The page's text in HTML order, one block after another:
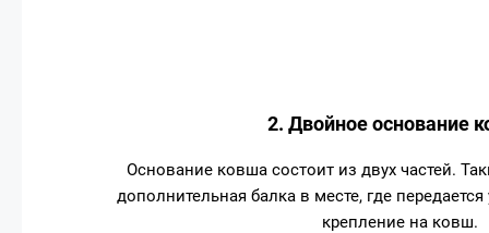
2. Двойное основание
Основание ковша состоит из двух частей.
дополнительная балка в месте, где передается
крепление на ковш.